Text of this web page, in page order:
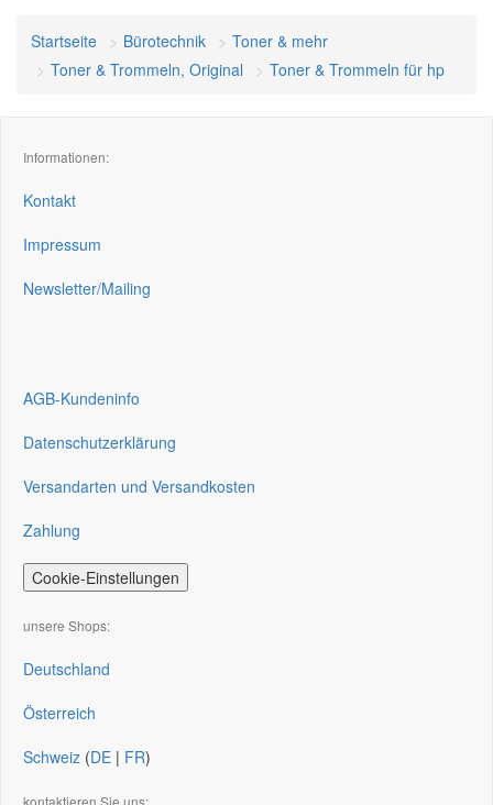
Startseite Bürotechnik
Toner & mehr
Toner & Trommeln, Original
Toner & Trommeln für hp
Informationen:
Kontakt
Impressum
Newsletter/Mailing
AGB-Kundeninfo
Datenschutzerklärung
Versandarten und Versandkosten
Zahlung
Cookie-Einstellungen
unsere Shops:
Deutschland
Österreich
Schweiz (DE | FR)
kontaktieren Sie uns: